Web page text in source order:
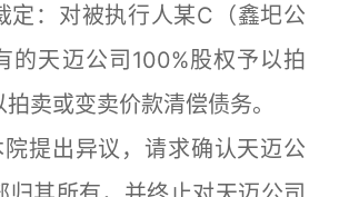
定：对被执行人某C（鑫圯公
的天迈公司100%股权予以拍
卖或变卖价款清偿债务。
出异议，请求确认天迈公